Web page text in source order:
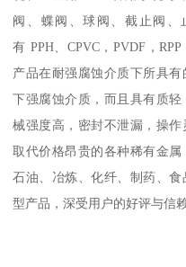
阀、蝶阀、球阀、截止阀
有 PPH、CPVC，PVDF，
产品在耐强腐蚀介质下所具
下强腐蚀介质，而且具有质
械强度高，密封不泄漏，操作
取代价格昂贵的各种稀有金属
石油、冶炼、化纤、制药、
型产品，深受用户的好评与信赖